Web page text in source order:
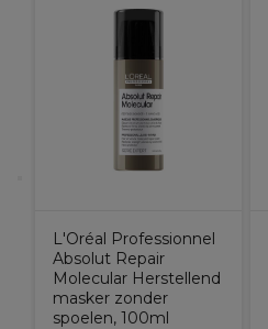
L'Oréal Professionnel
Absolut Repair
Molecular Herstellend
masker zonder
spoelen, 100ml